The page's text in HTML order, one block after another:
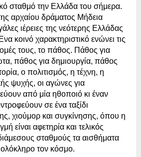
σταθμό την Ελλάδα του σήμερα.
αρχαίου δράματος Μήδεια
ιέρειες της νεότερης Ελλάδας
κοινό χαρακτηριστικό ενώνει τις
τους, το πάθος. Πάθος για
πάθος για δημιουργία, πάθος
ο πολιτισμός, η τέχνη, η
ψυχής, οι αγώνες για
από μία ηθοποιό κι έναν
σε ένα ταξίδι
χιούμορ και συγκίνησης, όπου η
είναι αφετηρία και τελικός
σταθμούς τα αισθήματα
τον κόσμο.